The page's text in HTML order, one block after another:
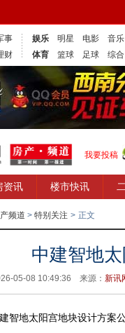
事
财
娱乐 明星 电影
音乐
体育
篮球 足球 综合
我要投稿
资讯 楼市快讯
频道 > 特别关注 > 正文
中建智地
05-08 10:49:36 来源： 新讯
地太阳宫地块设计方案公